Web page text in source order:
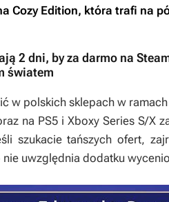
Cozy Edition, która trafi na
2 dni, by za darmo na
światem
w polskich sklepach w
na PS5 i Xboxy Series S/X
szukacie tańszych ofert,
uwzględnia dodatku